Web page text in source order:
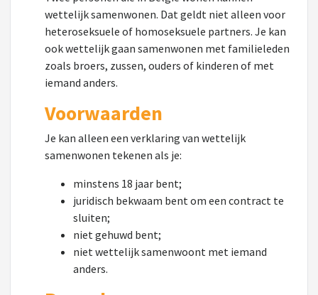
wettelijk samenwonen. Dat geldt niet alleen voor
heteroseksuele of homoseksuele partners. Je kan
ook wettelijk gaan samenwonen met familieleden
zoals broers, zussen, ouders of kinderen of met
iemand anders.
Voorwaarden
Je kan alleen een verklaring van wettelijk
samenwonen tekenen als je:
minstens 18 jaar bent;
juridisch bekwaam bent om een contract te
sluiten;
niet gehuwd bent;
niet wettelijk samenwoont met iemand
anders.